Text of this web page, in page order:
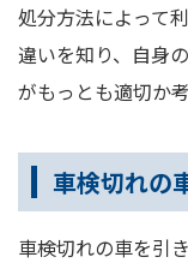
処分方法によって
違いを知り、自身
がもっとも適切か
車検切れの
車検切れの車を引